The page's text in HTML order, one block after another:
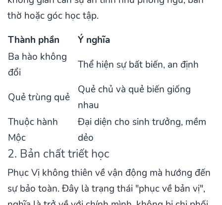
thờ hoặc góc học tập.
Thành phần
Ý nghĩa
Ba hào không
đổi
Thể hiện sự bất biến, an định
Quẻ trùng quẻ
Quẻ chủ và quẻ biến giống
nhau
Thuộc hành
Mộc
Đại diện cho sinh trưởng, mềm
dẻo
2. Bản chất triết học
Phục Vị không thiên về vận động mà hướng đến
sự bảo toàn. Đây là trạng thái "phục về bản vị",